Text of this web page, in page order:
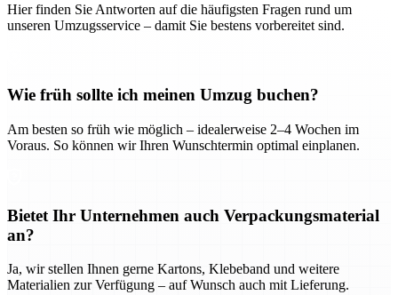
Hier finden Sie Antworten auf die häufigsten Fragen rund um
unseren Umzugsservice – damit Sie bestens vorbereitet sind.
Wie früh sollte ich meinen Umzug buchen?
Am besten so früh wie möglich – idealerweise 2–4 Wochen im
Voraus. So können wir Ihren Wunschtermin optimal einplanen.
Bietet Ihr Unternehmen auch Verpackungsmaterial
an?
Ja, wir stellen Ihnen gerne Kartons, Klebeband und weitere
Materialien zur Verfügung – auf Wunsch auch mit Lieferung.